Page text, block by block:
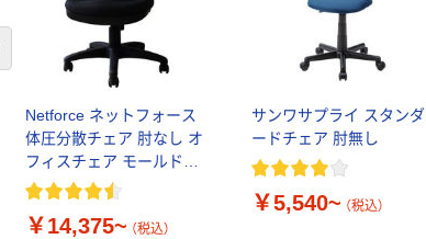
Netforce ネットフォース
体圧分散チェア 肘なし オ
フィスチェア モールドウ
レタン 1脚
￥14,375~ （税込）
サンワサプライ スタンダ
ードチェア 肘無し
￥5,540~ （税込）
前のスライドへ
本気プライス
蛍光オプテック
ス1(アスクル限
定モデル) 蛍光
ペン ゼブラ
￥52~ （税込）
オリジナル
スズラン 酒精綿
ティッシュペー
パー ボックス
モカ 200組 5個
アスクル オリジ
PEFC認証
￥428~ （税込）